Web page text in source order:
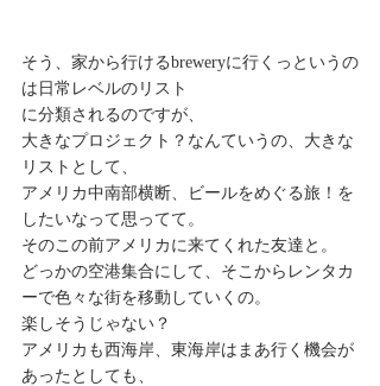
そう、家から行けるbreweryに行くっというの
は日常レベルのリスト
に分類されるのですが、
大きなプロジェクト？なんていうの、大きな
リストとして、
アメリカ中南部横断、ビールをめぐる旅！を
したいなって思ってて。
そのこの前アメリカに来てくれた友達と。
どっかの空港集合にして、そこからレンタカ
ーで色々な街を移動していくの。
楽しそうじゃない？
アメリカも西海岸、東海岸はまあ行く機会が
あったとしても、